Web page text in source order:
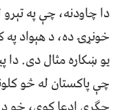
دا چاودنه، چې په
خونړۍ ده، د هېواد په
یو ښکاره مثال دی.
چې پاکستان له څو